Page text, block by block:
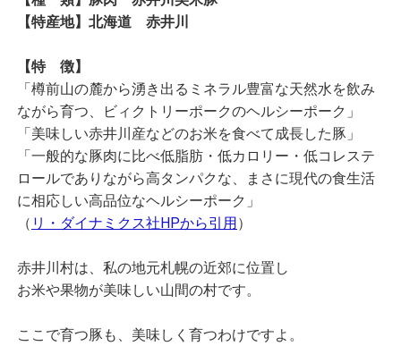
【特産地】北海道 赤井川
【特 徴】
「樽前山の麓から湧き出るミネラル豊富な天然水を飲み
ながら育つ、ビィクトリーポークのヘルシーポーク」
「美味しい赤井川産などのお米を食べて成長した豚」
「一般的な豚肉に比べ低脂肪・低カロリー・低コレステ
ロールでありながら高タンパクな、まさに現代の食生活
に相応しい高品位なヘルシーポーク」
（ リ・ダイナミクス社HPから引用）
赤井川村は、私の地元札幌の近郊に位置し
お米や果物が美味しい山間の村です。
ここで育つ豚も、美味しく育つわけですよ。